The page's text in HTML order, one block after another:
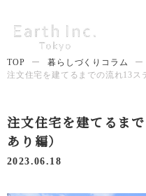
TOP ー 暮らしづくりコラム
ー
注文住宅を建てるまでの流れ13ス
注文住宅を建てるま
あり編）
2023.06.18